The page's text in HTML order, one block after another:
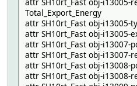
Total_Export_Energy
attr SH10rt_Fast obj-i13005-
attr SH10rt_Fast obj-i13005-
attr SH10rt_Fast obj-i13007-
attr SH10rt_Fast obj-i13007-
attr SH10rt_Fast obj-i13008-
attr SH10rt_Fast obj-i13008-